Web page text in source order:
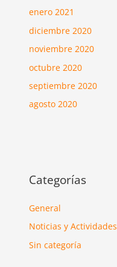
enero 2021
diciembre 2020
noviembre 2020
octubre 2020
septiembre 2020
agosto 2020
Categorías
General
Noticias y Actividades
Sin categoría